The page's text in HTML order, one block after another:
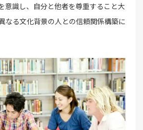
意識し、自分と他者を尊重すること大
なる文化背景の人との信頼関係構築に